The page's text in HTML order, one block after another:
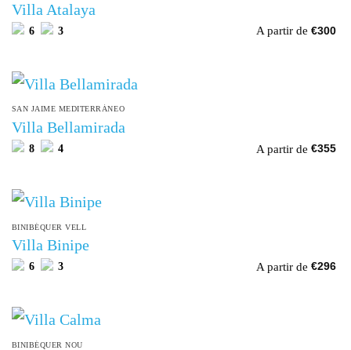
Villa Atalaya
6 3 A partir de €300
SAN JAIME MEDITERRÁNEO
Villa Bellamirada
8 4 A partir de €355
BINIBÉQUER VELL
Villa Binipe
6 3 A partir de €296
BINIBÉQUER NOU